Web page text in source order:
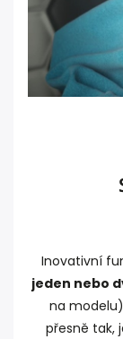
Inovativní
jeden nebo
na
přesně tak,